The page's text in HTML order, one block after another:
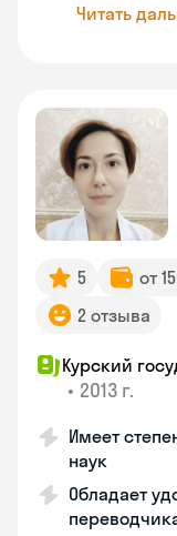
Читать
5 от
2 отзыва
Курский
• 2013 г.
Имеет
наук
Обладает